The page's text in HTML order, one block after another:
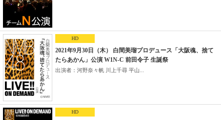
HD
2021年9月30日（木） 白間美瑠プロデュース「大阪魂、捨て
たらあかん」公演 W1N-C 前田令子 生誕祭
出演者：河野奈々帆 川上千尋 平山...
HD